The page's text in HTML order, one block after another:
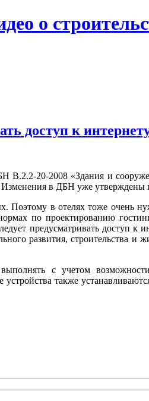
о
доступ к
20-2008 «Здания и
в ДБН уже
Поэтому в отелях тоже очень
по проектированию
предусматривать доступ к
развития, строительства
с учетом
также